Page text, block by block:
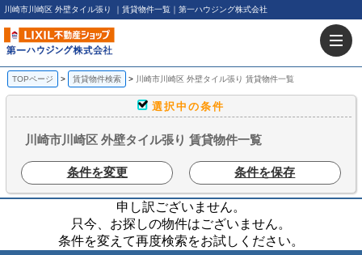
川崎市川崎区 外壁タイル張り ｜賃貸物件一覧｜第一ハウジング株式会社
TOPページ 賃貸物件検索 川崎市川崎区 外壁タイル張り 賃貸物件一覧
選択中の条件
川崎市川崎区 外壁タイル張り 賃貸物件一覧
条件を変更 条件を保存
申し訳ございません。
只今、お探しの物件はございません。
条件を変えて再度検索をお試しください。